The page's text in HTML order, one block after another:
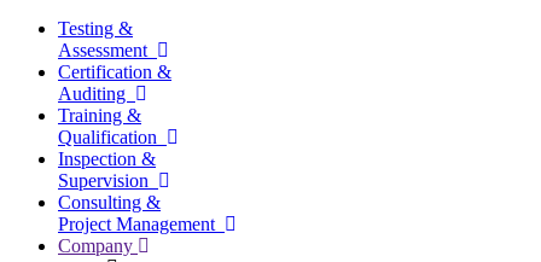
Testing &
Assessment
Certification &
Auditing
Training &
Qualification
Inspection &
Supervision
Consulting &
Project Management
Company